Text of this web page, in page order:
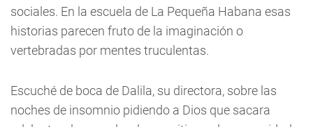
sociales. En la escuela de La Pequeña Habana esas
historias parecen fruto de la imaginación o
vertebradas por mentes truculentas.
Escuché de boca de Dalila, su directora, sobre las
noches de insomnio pidiendo a Dios que sacara